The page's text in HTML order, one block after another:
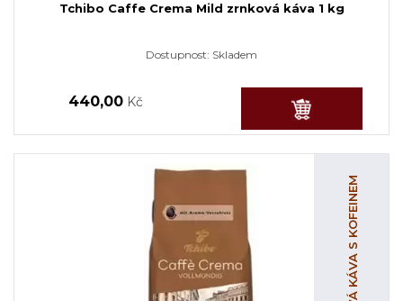
Tchibo Caffe Crema Mild zrnková káva 1 kg
Dostupnost: Skladem
440,00 Kč
ZRNKOVÁ KÁVA S KOFEINEM